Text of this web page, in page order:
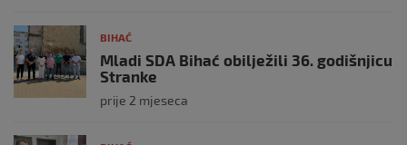
BIHAĆ
Mladi SDA Bihać obilježili 36. godišnjicu
Stranke
prije 2 mjeseca